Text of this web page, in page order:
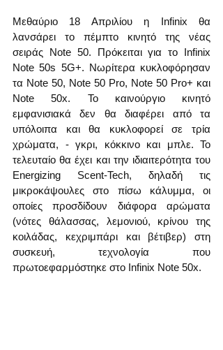
Μεθαύριο 18 Απριλίου η Infinix θα
λανσάρει το πέμπτο κινητό της νέας
σειράς Note 50. Πρόκειται για το Infinix
Note 50s 5G+. Νωρίτερα κυκλοφόρησαν
τα Note 50, Note 50 Pro, Note 50 Pro+ και
Note 50x. Το καινούργιο κινητό
εμφανισιακά δεν θα διαφέρει από τα
υπόλοιπα και θα κυκλοφορεί σε τρία
χρώματα, - γκρι, κόκκινο και μπλε. Το
τελευταίο θα έχει και την ιδιαιτερότητα του
Energizing Scent-Tech, δηλαδή τις
μικροκάψουλες στο πίσω κάλυμμα, οι
οποίες προσδίδουν διάφορα αρώματα
(νότες θάλασσας, λεμονιού, κρίνου της
κοιλάδας, κεχριμπάρι και βέτιβερ) στη
συσκευή, τεχνολογία που
πρωτοεφαρμόστηκε στο Infinix Note 50x.